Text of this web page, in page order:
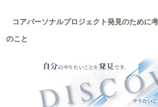
コアパーソナルプロジェクト発見のために
のこと